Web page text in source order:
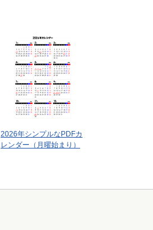
2026年シンプルなPDFカ
レンダー（月曜始まり）